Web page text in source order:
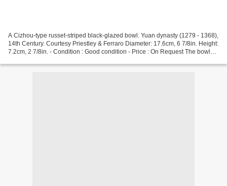
A Cizhou-type russet-striped black-glazed bowl. Yuan dynasty (1279 - 1368),
14th Century. Courtesy Priestley & Ferraro Diameter: 17.6cm, 6 7/8in. Height:
7.2cm, 2 7/8in. - Condition : Good condition - Price : On Request The bowl